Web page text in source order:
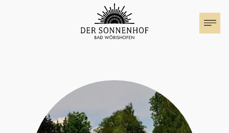
Zimmer & Suiten
Familienurlaub